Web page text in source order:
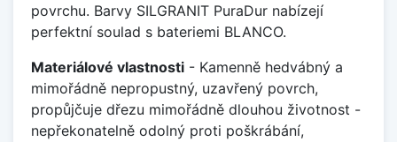
povrchu. Barvy SILGRANIT PuraDur nabízejí
perfektní soulad s bateriemi BLANCO.
Materiálové vlastnosti - Kamenně hedvábný a
mimořádně nepropustný, uzavřený povrch,
propůjčuje dřezu mimořádně dlouhou životnost -
nepřekonatelně odolný proti poškrábání,